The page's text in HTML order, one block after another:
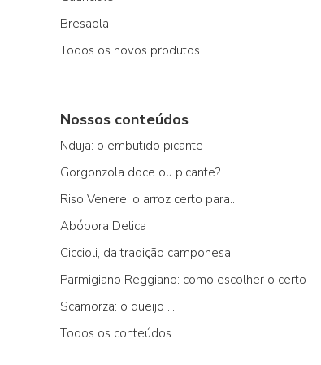
Bresaola
Todos os novos produtos
Nossos conteúdos
Nduja: o embutido picante
Gorgonzola doce ou picante?
Riso Venere: o arroz certo para...
Abóbora Delica
Ciccioli, da tradição camponesa
Parmigiano Reggiano: como escolher o certo
Scamorza: o queijo ...
Todos os conteúdos